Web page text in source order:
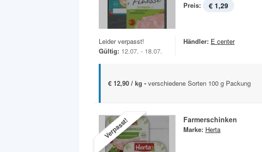
Preis: € 1,29
Leider verpasst!
Gültig: 12.07. - 18.07.
Händler: E center
€ 12,90 / kg - verschiedene Sorten 100 g Packung
Verpasst! Farmerschinken
Marke: Herta